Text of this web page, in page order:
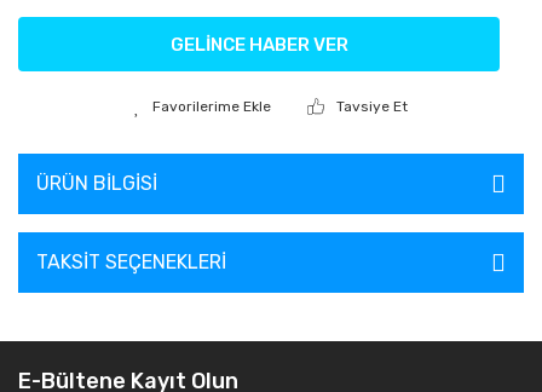
GELİNCE HABER VER
Tavsiye Et
ÜRÜN BILGISI
TAKSIT SEÇENEKLERI
E-Bültene Kayıt Olun